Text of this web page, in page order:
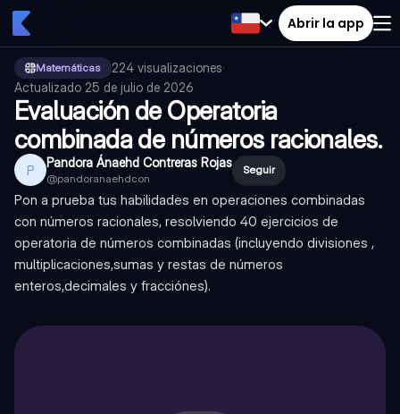
Abrir la app
Matemáticas 224 visualizaciones·
Actualizado 25 de julio de 2026
Evaluación de Operatoria
combinada de números racionales.
P Pandora Ánaehd Contreras Rojas
@pandoranaehdcon
Seguir
Pon a prueba tus habilidades en operaciones combinadas
con números racionales, resolviendo 40 ejercicios de
operatoria de números combinadas (incluyendo divisiones ,
multiplicaciones,sumas y restas de números
enteros,decimales y fracciónes).